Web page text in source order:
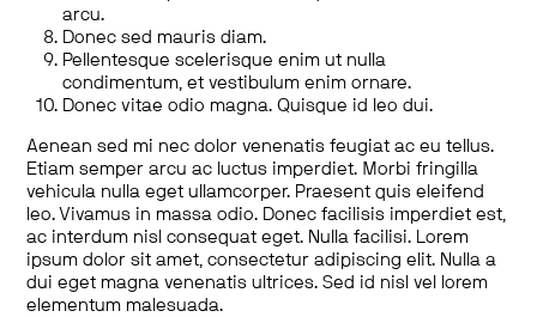
arcu.
Donec sed mauris diam.
Pellentesque scelerisque enim ut nulla
condimentum, et vestibulum enim ornare.
Donec vitae odio magna. Quisque id leo dui.
Aenean sed mi nec dolor venenatis feugiat ac eu tellus.
Etiam semper arcu ac luctus imperdiet. Morbi fringilla
vehicula nulla eget ullamcorper. Praesent quis eleifend
leo. Vivamus in massa odio. Donec facilisis imperdiet est,
ac interdum nisl consequat eget. Nulla facilisi. Lorem
ipsum dolor sit amet, consectetur adipiscing elit. Nulla a
dui eget magna venenatis ultrices. Sed id nisl vel lorem
elementum malesuada.